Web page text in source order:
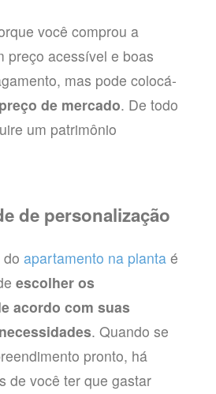
você comprou a
preço acessível e boas
mas pode colocá-
preço de mercado. De todo
um patrimônio
de personalização
apartamento na plantaé
escolher os
acordo com suas
. Quando se
pronto, há
de você ter que gastar